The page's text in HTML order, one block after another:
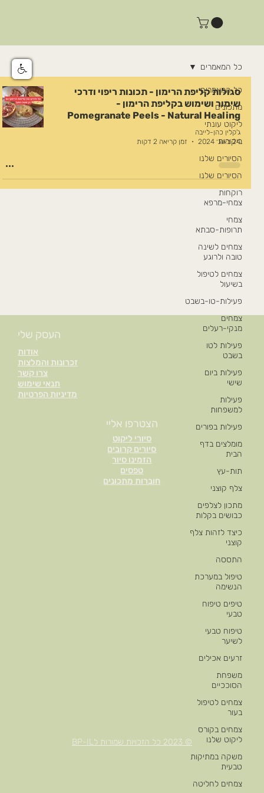
כל המאמרים
מתכונים
ליקוט עונתי
ביקורות
הסיורים שלנו
הסיורים שלנו
רוקחות
צמחי-מרפא
צמחי
תרופות-סבתא
צמחים לשינה
טובה ולרוגע
צמחים לטיפול
בשיעול
פעילות-טו-בשבט
צמחים
מנקי-רעלים
פעילות לטו
בשבט
פעילות ביום
שישי
פעילות
למשפחות
פעילות בפורים
מומלצים בדף
הבית
תות-עץ
צלף קוצני
מתכון לצלפים
כבושים בקלות
כיצד לזהות צלף
קוצני
התססה
טיפול במערכת
הנשימה
טיפים טיפוח
טבעי
טיפוח טבעי
לשיער
זרעים אכילים
משפחת
הסוככיים
צמחים לטיפול
בעור
צמחים בקורס
ליקוט שלנו
משקה במתיקות
טבעית
צמחים לחליטה
כל המאמרים
סגולות קליפת הרימון - תכונות ריפוי ודרכי
שימור ושימוש בקליפת הרימון -
Pomegranate Peels - Natural Healing
ג'קלין כהן-לייבה
24 באוג׳ 2024
זמן קריאה 2 דקות
אודות
זכרונות והמלצות
צרו קשר
תנאי שימוש
מדיניות הפרטיות
העסק שלי
סיורי ליקוט
סיורים קרובים
הזמינו סיור
טפסים
חוברות מתכונים
הצטרפו אליי
© 2023 כל הזכויות שמורות לBP-IL